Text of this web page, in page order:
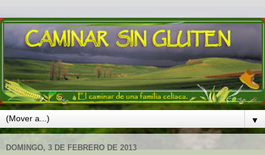
▼
DOMINGO, 3 DE FEBRERO DE 2013